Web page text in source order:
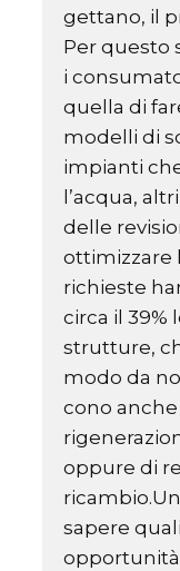
gettano, il
Per questo
i
quella di
modelli di
impianti
l’acqua,
delle
ottimizzare
richieste
circa il
strutture,
modo da
cono
oppure di
sapere
opportunità